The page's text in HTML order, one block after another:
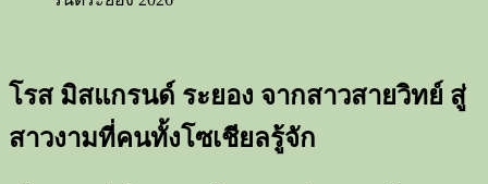
โรส มิสแกรนด์ ระยอง จากสาวสายวิทย์ สู่
สาวงามที่คนทั้งโซเชียลรู้จัก